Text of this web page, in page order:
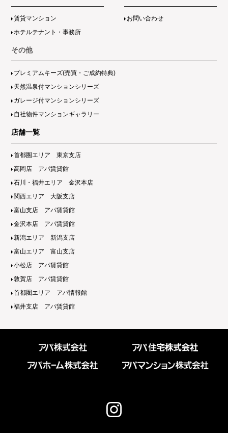
賃貸マンション
ホテルテナント・事務所
お問い合わせ
その他
プレミアムキーズ(売買・ご成約特典)
天然温泉付マンションシリーズ
ガレージ付マンションシリーズ
自社物件マンションギャラリー
店舗一覧
首都圏エリア 東京支店
高岡店 アパ賃貸館
石川・福井エリア 金沢本店
関西エリア 大阪支店
富山支店 アパ賃貸館
金沢本店 アパ賃貸館
新潟エリア 新潟支店
富山エリア 富山支店
小松店 アパ賃貸館
敦賀店 アパ賃貸館
首都圏エリア アパ情報館
福井支店 アパ賃貸館